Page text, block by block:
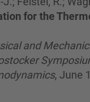
for the
and
, June